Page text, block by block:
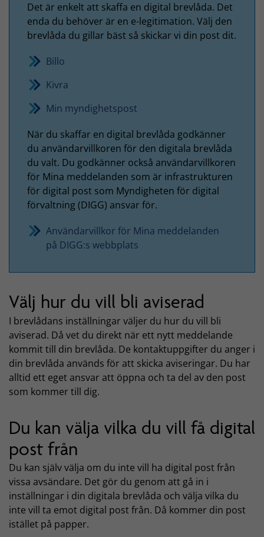
Det är enkelt att skaffa en digital brevlåda. Det
enda du behöver är en e-legitimation. Välj den
brevlåda du gillar bäst så skickar vi din post dit.
Billo
Kivra
Min myndighetspost
När du skaffar en digital brevlåda godkänner
du användarvillkoren för den digitala brevlåda
du valt. Du godkänner också användarvillkoren
för Mina meddelanden som är infrastrukturen
för digital post som Myndigheten för digital
förvaltning (DIGG) ansvar för.
Användarvillkor för Mina meddelanden
på DIGG:s webbplats
Välj hur du vill bli aviserad
I brevlådans inställningar väljer du hur du vill bli
aviserad. Då vet du direkt när ett nytt meddelande
kommit till din brevlåda. De kontaktuppgifter du anger i
din brevlåda används för att skicka aviseringar. Du har
alltid ett eget ansvar att öppna och ta del av den post
som kommer till dig.
Du kan välja vilka du vill få digital
post från
Du kan själv välja om du inte vill ha digital post från
vissa avsändare. Det gör du genom att gå in i
inställningar i din digitala brevlåda och välja vilka du
inte vill ta emot digital post från. Då kommer din post
istället på papper.